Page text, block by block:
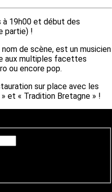
19h00 et début des
partie) !
nom de scène, est un musicien
aux multiples facettes
ou encore pop.
sur place avec les
et « Tradition Bretagne » !